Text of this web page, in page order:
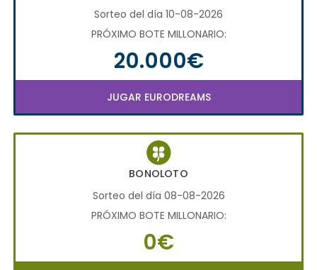
Sorteo del día 10-08-2026
PRÓXIMO BOTE MILLONARIO:
20.000€
JUGAR EURODREAMS
BONOLOTO
Sorteo del día 08-08-2026
PRÓXIMO BOTE MILLONARIO:
0€